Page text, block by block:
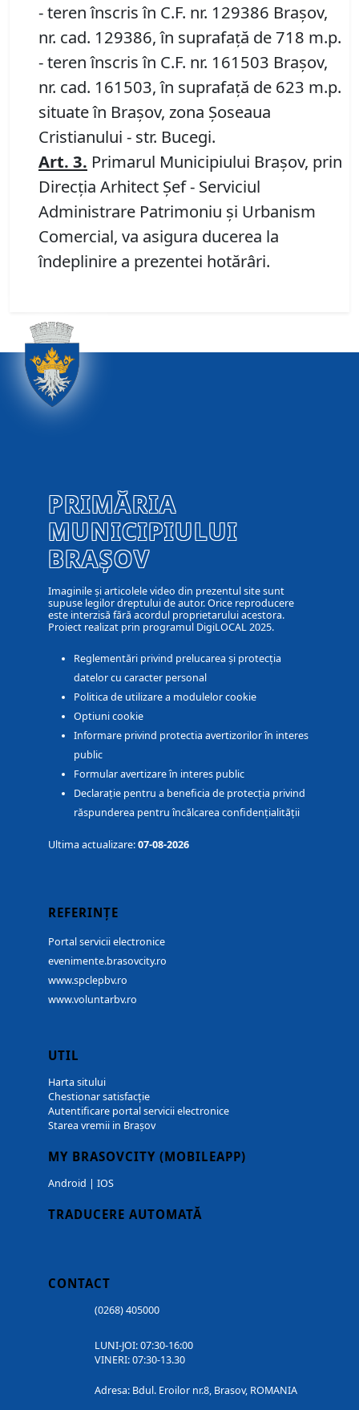
- teren înscris în C.F. nr. 129386 Brașov,
nr. cad. 129386, în suprafață de 718 m.p.
- teren înscris în C.F. nr. 161503 Brașov,
nr. cad. 161503, în suprafață de 623 m.p.
situate în Braşov, zona Șoseaua
Cristianului - str. Bucegi.
Art. 3. Primarul Municipiului Braşov, prin
Direcţia Arhitect Şef - Serviciul
Administrare Patrimoniu şi Urbanism
Comercial, va asigura ducerea la
îndeplinire a prezentei hotărâri.
PRIMĂRIA
MUNICIPIULUI
BRAȘOV
Imaginile și articolele video din prezentul site sunt
supuse legilor dreptului de autor. Orice reproducere
este interzisă fără acordul proprietarului acestora.
Proiect realizat prin programul DigiLOCAL 2025.
Reglementări privind prelucarea și protecția
datelor cu caracter personal
Politica de utilizare a modulelor cookie
Optiuni cookie
Informare privind protectia avertizorilor în interes
public
Formular avertizare în interes public
Declarație pentru a beneficia de protecția privind
răspunderea pentru încălcarea confidențialității
Ultima actualizare:07-08-2026
REFERINȚE
Portal servicii electronice
evenimente.brasovcity.ro
www.spclepbv.ro
www.voluntarbv.ro
UTIL
Harta sitului
Chestionar satisfacție
Autentificare portal servicii electronice
Starea vremii in Brașov
MY BRASOVCITY (MOBILEAPP)
Android | IOS
TRADUCERE AUTOMATĂ
CONTACT
(0268) 405000
LUNI-JOI: 07:30-16:00
VINERI: 07:30-13.30
Adresa: Bdul. Eroilor nr.8, Brasov, ROMANIA